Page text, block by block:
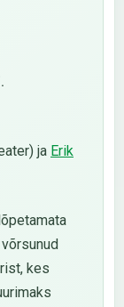
ja Erik
kes